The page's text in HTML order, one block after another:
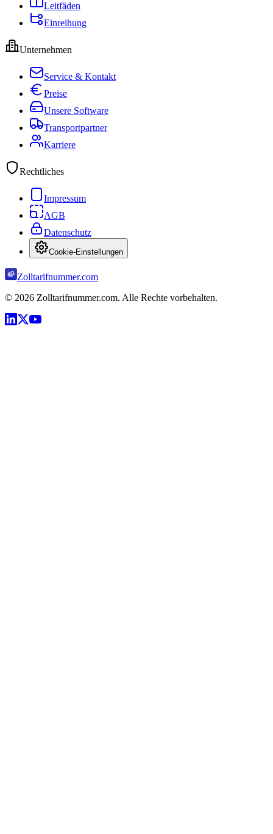
Leitfäden
Einreihung
Unternehmen
Service & Kontakt
Preise
Unsere Software
Transportpartner
Karriere
Rechtliches
Impressum
AGB
Datenschutz
Cookie-Einstellungen
Zolltarifnummer.com
© 2026 Zolltarifnummer.com. Alle Rechte vorbehalten.